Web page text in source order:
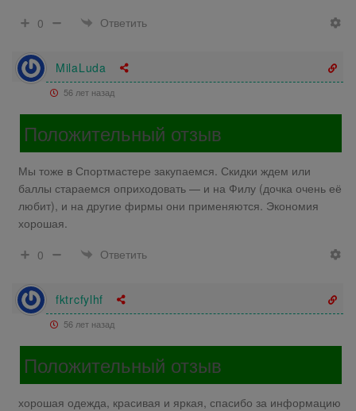
0
Ответить
MilaLuda
56 лет назад
Положительный отзыв
Мы тоже в Спортмастере закупаемся. Скидки ждем или
баллы стараемся оприходовать — и на Филу (дочка очень её
любит), и на другие фирмы они применяются. Экономия
хорошая.
0
Ответить
fktrcfylhf
56 лет назад
Положительный отзыв
хорошая одежда, красивая и яркая, спасибо за информацию